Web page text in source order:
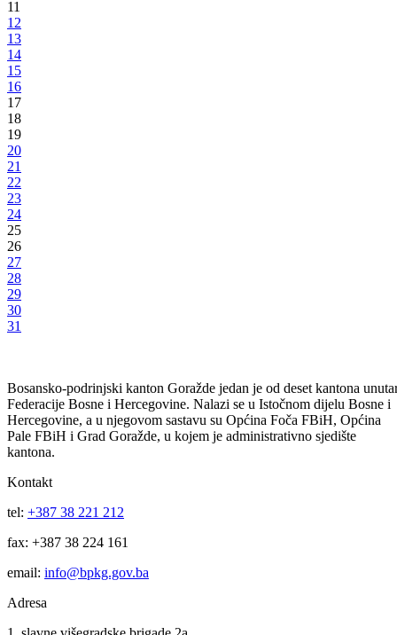
Završna faza u rješavanju pitanja regionalne deponije
22.07.2015